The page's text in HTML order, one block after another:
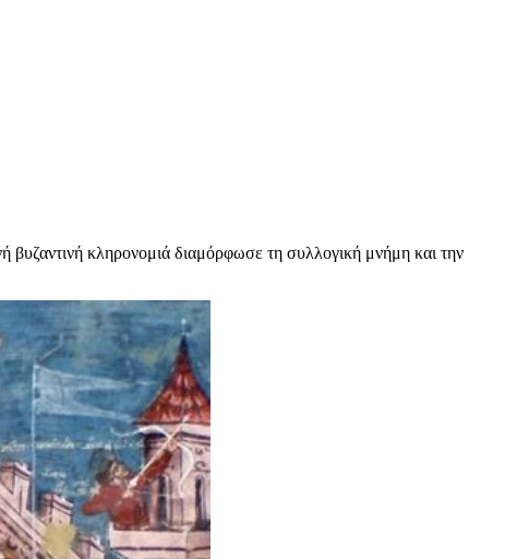
βυζαντινή κληρονομιά διαμόρφωσε τη συλλογική μνήμη και την